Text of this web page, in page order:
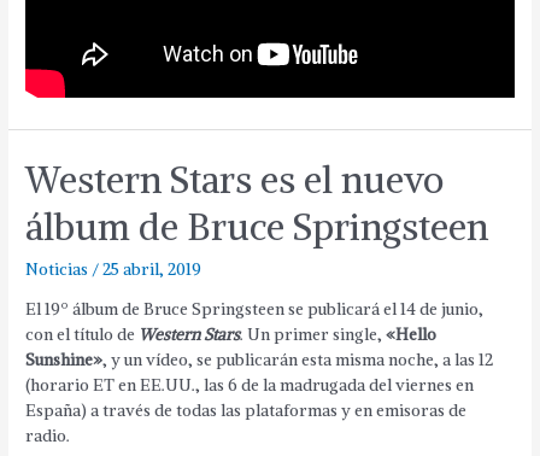
Western Stars es el nuevo
álbum de Bruce Springsteen
Noticias /25 abril, 2019
El 19º álbum de Bruce Springsteen se publicará el 14 de junio,
con el título de Western Stars. Un primer single,«Hello
Sunshine», y un vídeo, se publicarán esta misma noche, a las 12
(horario ET en EE.UU., las 6 de la madrugada del viernes en
España) a través de todas las plataformas y en emisoras de
radio.